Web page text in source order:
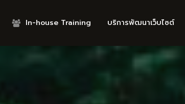
In-house Training บริการพัฒนาเว็บไซต์